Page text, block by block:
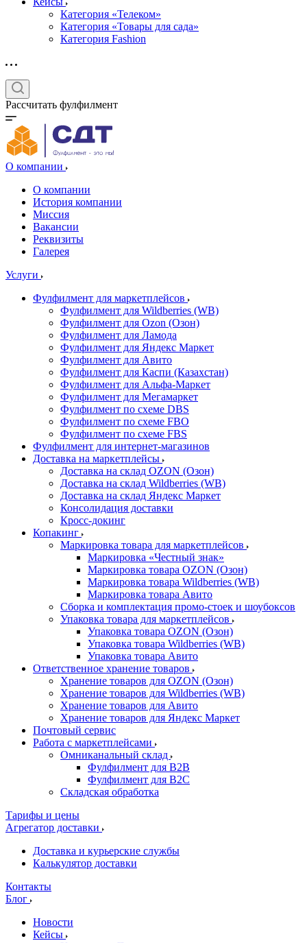
Категория «Телеком»
Категория «Товары для сада»
Категория Fashion
Рассчитать фулфилмент
О компании
О компании
История компании
Миссия
Вакансии
Реквизиты
Галерея
Услуги
Фулфилмент для маркетплейсов
Фулфилмент для Wildberries (WB)
Фулфилмент для Ozon (Озон)
Фулфилмент для Ламода
Фулфилмент для Яндекс Маркет
Фулфилмент для Авито
Фулфилмент для Каспи (Казахстан)
Фулфилмент для Альфа-Маркет
Фулфилмент для Мегамаркет
Фулфилмент по схеме DBS
Фулфилмент по схеме FBO
Фулфилмент по схеме FBS
Фулфилмент для интернет-магазинов
Доставка на маркетплейсы
Доставка на склад OZON (Озон)
Доставка на склад Wildberries (WB)
Доставка на склад Яндекс Маркет
Консолидация доставки
Кросс-докинг
Копакинг
Маркировка товара для маркетплейсов
Маркировка «Честный знак»
Маркировка товара OZON (Озон)
Маркировка товара Wildberries (WB)
Маркировка товара Авито
Сборка и комплектация промо-стоек и шоубоксов
Упаковка товара для маркетплейсов
Упаковка товара OZON (Озон)
Упаковка товара Wildberries (WB)
Упаковка товара Авито
Ответственное хранение товаров
Хранение товаров для OZON (Озон)
Хранение товаров для Wildberries (WB)
Хранение товаров для Авито
Хранение товаров для Яндекс Маркет
Почтовый сервис
Работа с маркетплейсами
Омниканальный склад
Фулфилмент для B2B
Фулфилмент для B2C
Складская обработка
Тарифы и цены
Агрегатор доставки
Доставка и курьерские службы
Калькулятор доставки
Контакты
Блог
Новости
Кейсы